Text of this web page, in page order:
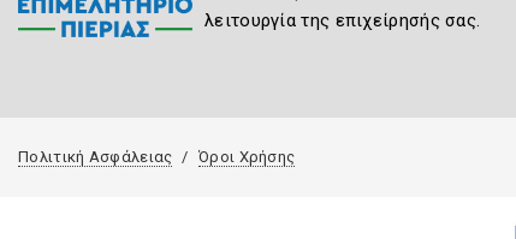
λειτουργία της επιχείρησής σας.
Πολιτική Ασφάλειας Όροι Χρήσης